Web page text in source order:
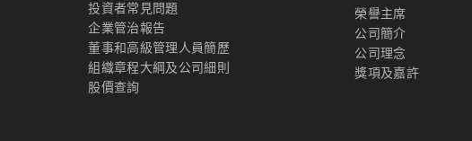
投資者常見問題
企業管治報告
董事和高級管理人員簡歷
組織章程大綱及公司細則
股價查詢
榮譽主席
公司簡介
公司理念
獎項及嘉許